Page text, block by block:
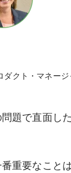
ダクト・マネージ
題で直面し
重要なこと